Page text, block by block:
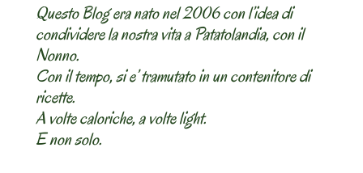
Questo Blog era nato nel 2006 con l’idea di
condividere la nostra vita a Patatolandia, con il
Nonno.
Con il tempo, si e’ tramutato in un contenitore di
ricette.
A volte caloriche, a volte light.
E non solo.